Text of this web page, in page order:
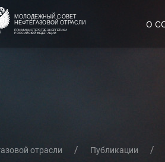
О
отрасли Публикации